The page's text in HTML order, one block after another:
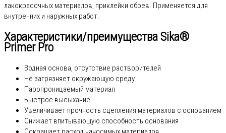
лакокрасочных материалов, приклейки обоев. Применяется для
внутренних и наружных работ.
Характеристики/преимущества Sika®
Primer Pro
Водная основа, отсутствие растворителей
Не загрязняет окружающую среду
Паропроницаемый материал
Быстрое высыхание
Увеличивает прочность сцепления материалов с основанием
Снижает впитывающую способность основания